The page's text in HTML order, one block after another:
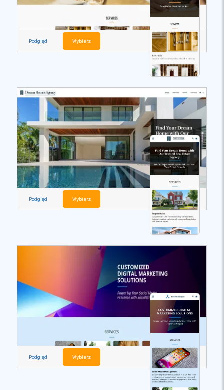
Podgląd Wybierz
Podgląd Wybierz
Podgląd Wybierz